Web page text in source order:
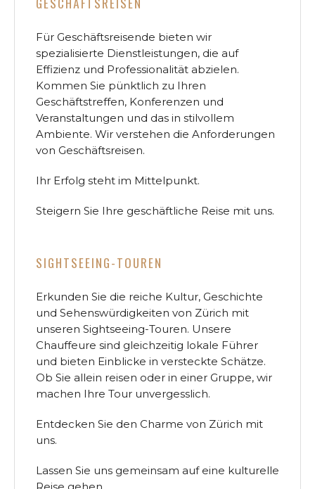
Für Geschäftsreisende bieten wir
spezialisierte Dienstleistungen, die auf
Effizienz und Professionalität abzielen.
Kommen Sie pünktlich zu Ihren
Geschäftstreffen, Konferenzen und
Veranstaltungen und das in stilvollem
Ambiente. Wir verstehen die Anforderungen
von Geschäftsreisen.
Ihr Erfolg steht im Mittelpunkt.
Steigern Sie Ihre geschäftliche Reise mit uns.
SIGHTSEEING-TOUREN
Erkunden Sie die reiche Kultur, Geschichte
und Sehenswürdigkeiten von Zürich mit
unseren Sightseeing-Touren. Unsere
Chauffeure sind gleichzeitig lokale Führer
und bieten Einblicke in versteckte Schätze.
Ob Sie allein reisen oder in einer Gruppe, wir
machen Ihre Tour unvergesslich.
Entdecken Sie den Charme von Zürich mit
uns.
Lassen Sie uns gemeinsam auf eine kulturelle